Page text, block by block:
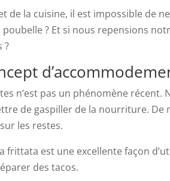
de la cuisine, il est impossible de
? Et si nous repensions
?
n’est pas un phénomène
de gaspiller de la nourriture.
les restes.
frittata est une excellente façon
des tacos.